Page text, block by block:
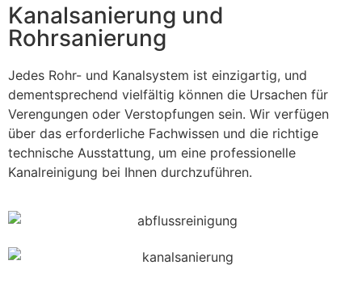
Kanalsanierung und
Rohrsanierung
Jedes Rohr- und Kanalsystem ist einzigartig, und
dementsprechend vielfältig können die Ursachen für
Verengungen oder Verstopfungen sein. Wir verfügen
über das erforderliche Fachwissen und die richtige
technische Ausstattung, um eine professionelle
Kanalreinigung bei Ihnen durchzuführen.